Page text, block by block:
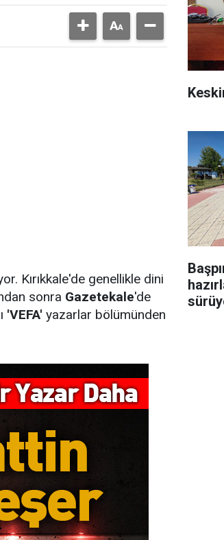
Kırıkkale'de genellikle dini
sonra Gazetekale'de
'VEFA' yazarlar bölümünden